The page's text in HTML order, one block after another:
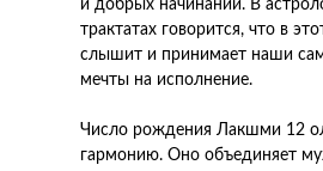
и добрых начинаний. В
трактатах говорится, что в
слышит и принимает наши
мечты на исполнение.
Число рождения Лакшми 12
гармонию. Оно объединяет